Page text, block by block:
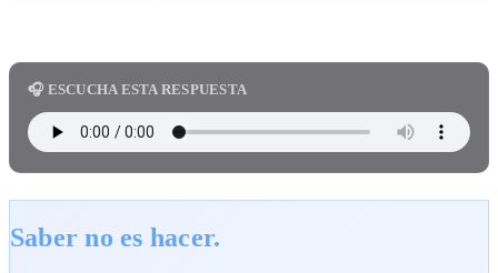
🎧 ESCUCHA ESTA RESPUESTA
Saber no es hacer.